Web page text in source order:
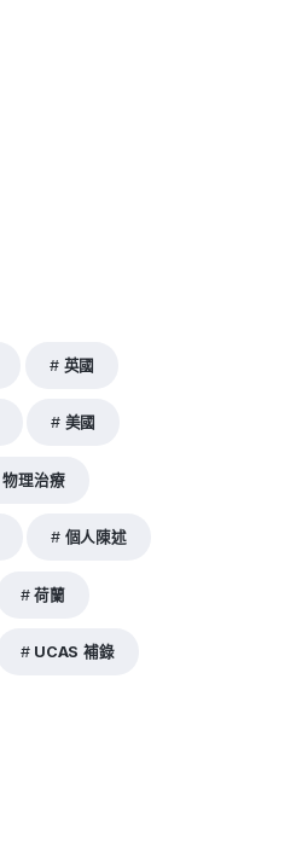
英國
美國
物理治療
個人陳述
荷蘭
UCAS 補錄